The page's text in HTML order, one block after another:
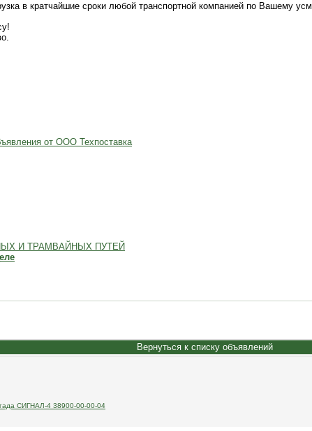
в кратчайшие сроки любой транспортной компанией по Вашему
от ООО Техпоставка
И ТРАМВАЙНЫХ ПУТЕЙ
Вернуться к списку объявлений
СИГНАЛ-4 38900-00-00-04